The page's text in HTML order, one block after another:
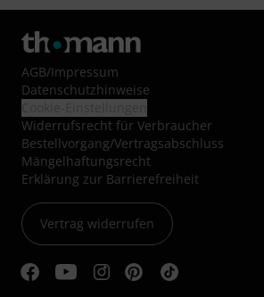
AGB/Impressum
Datenschutzhinweise
Widerrufsrecht für Verbraucher
Bestellvorgang/Vertragsabschluss
Mängelhaftungsrecht
Erklärung zur Barrierefreiheit
Vertrag widerrufen